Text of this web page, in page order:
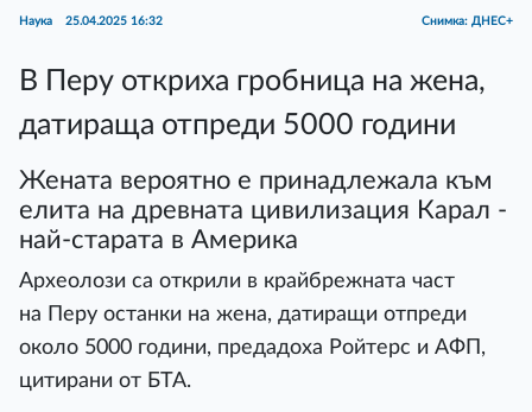
Наука 25.04.2025 16:32 Снимка: ДНЕС+
В Перу откриха гробница на жена,
датираща отпреди 5000 години
Жената вероятно е принадлежала към
елита на древната цивилизация Карал -
най-старата в Америка
Археолози са открили в крайбрежната част
на Перу останки на жена, датиращи отпреди
около 5000 години, предадоха Ройтерс и АФП,
цитирани от БТА.